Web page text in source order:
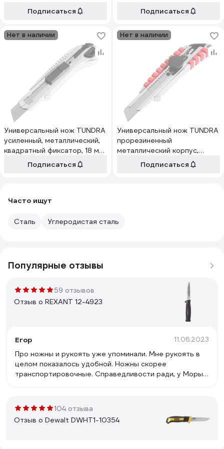
Подписаться Подписаться
Нет в наличии
Универсальный нож TUNDRA
усиленный, металлический,
квадратный фиксатор, 18 мм
2812970Подписаться
Нет в наличии
Универсальный нож TUNDRA
прорезиненный
металлический корпус,
винтовой фиксатор, 18 мм
Подписаться
Часто ищут
Сталь Углеродистая сталь
Популярные отзывы
59 отзывов
Отзыв о REXANT 12-4923
Егор 11.06.2023
Про ножны и рукоять уже упоминали. Мне рукоять в
целом показалось удобной. Ножны скорее
транспортировочные. Справедливости ради, у Моры
сколько нынешний китай отличается от Моры. Сталь
здесь скорее всего 420, твёрдость по ощущениям
50-52hrc. Спуски слабовогнутые, с явными следами
104 отзыва
Отзыв о Dewalt DWHT1-10354